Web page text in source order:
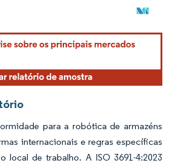
O reuso requer atribuição conforme CC BY 4.0.
para a robótica de armazéns
internacionais e regras específicas
local de trabalho. A ISO 3691-4:2023